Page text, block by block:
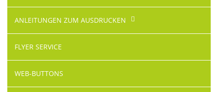
ANLEITUNGEN ZUM AUSDRUCKEN
FLYER SERVICE
WEB-BUTTONS